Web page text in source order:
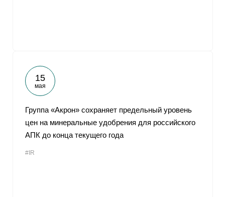
15
мая
Группа «Акрон» сохраняет предельный уровень
цен на минеральные удобрения для российского
АПК до конца текущего года
#IR